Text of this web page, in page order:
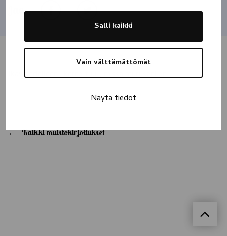
Vain välttämättömät
Salli kaikki
Näytä tiedot
Ikävä edelleen.. kerro tuuli, missä muruseni on..
Kaikki muistokirjoitukset